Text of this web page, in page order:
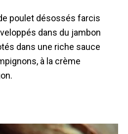
poulet désossés farcis
dans du jambon
dans une riche sauce
à la crème